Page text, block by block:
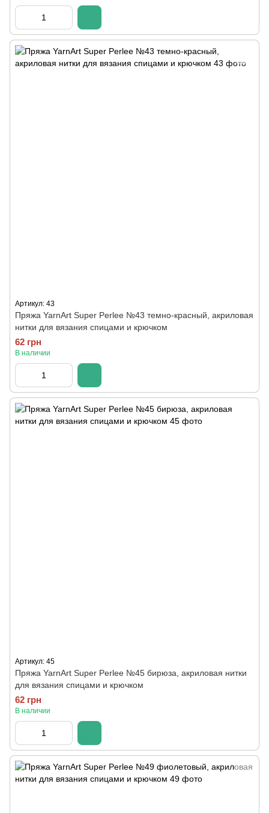
Артикул: 43
Пряжа YarnArt Super Perlee №43 темно-красный, акриловая
нитки для вязания спицами и крючком
62 грн
В наличии
Артикул: 45
Пряжа YarnArt Super Perlee №45 бирюза, акриловая нитки
для вязания спицами и крючком
62 грн
В наличии